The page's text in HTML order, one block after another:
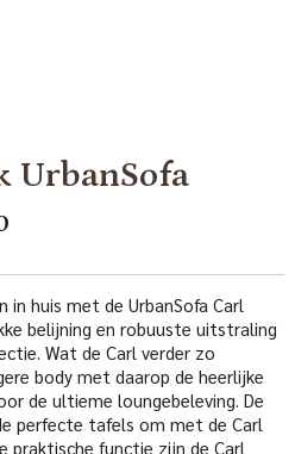
UrbanSofa
Huidige
is:
€2,495.00.
huis met de UrbanSofa Carl
belijning en robuuste uitstraling
Wat de Carl verder zo
body met daarop de heerlijke
de ultieme loungebeleving. De
perfecte tafels om met de Carl
praktische functie zijn de Carl